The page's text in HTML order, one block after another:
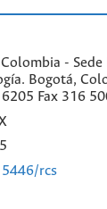
-
Bogotá,
Fax 316
rcs